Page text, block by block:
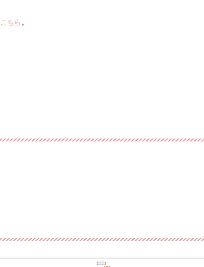
こちら 。